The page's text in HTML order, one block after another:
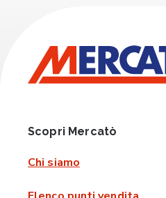
Scopri Mercatò
Chi siamo